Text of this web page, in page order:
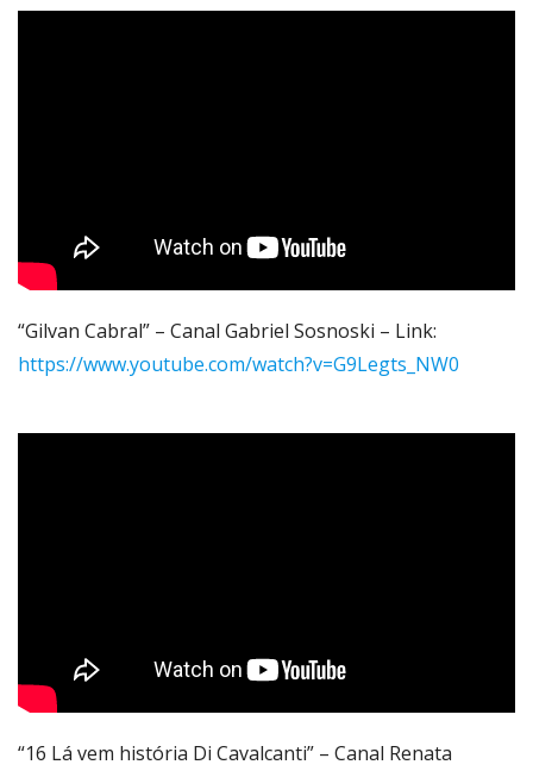
“Gilvan Cabral” – Canal Gabriel Sosnoski – Link:
https://www.youtube.com/watch?v=G9Legts_NW0
“16 Lá vem história Di Cavalcanti” – Canal Renata